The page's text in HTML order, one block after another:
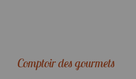
Comptoir des gourmets